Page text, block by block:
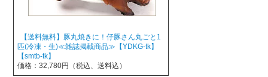
【送料無料】豚丸焼きに！仔豚さん丸ごと1
匹(冷凍・生)≪雑誌掲載商品≫【YDKG-tk】
【smtb-tk】
価格：32,780円（税込、送料込）